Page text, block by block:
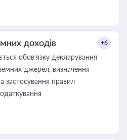
доходів +6
обов’язку декларування
джерел, визначення
застосування правил